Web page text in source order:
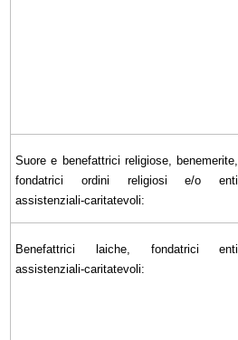
Suore e benefattrici religiose, benemerite,
fondatrici ordini religiosi e/o enti
assistenziali-caritatevoli:
Benefattrici laiche, fondatrici enti
assistenziali-caritatevoli: